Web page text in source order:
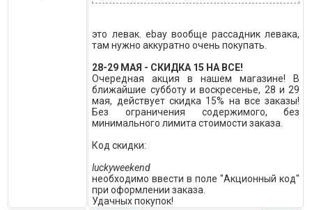
это левак. ebay вообще рассадник левака,
там нужно аккуратно очень покупать.
28-29 МАЯ - СКИДКА 15 НА ВСЕ!
Очередная акция в нашем магазине! В
ближайшие субботу и воскресенье, 28 и 29
мая, действует скидка 15% на все заказы!
Без ограничения содержимого, без
минимального лимита стоимости заказа.
Код скидки:
luckyweekend
необходимо ввести в поле "Акционный код"
при оформлении заказа.
Удачных покупок!